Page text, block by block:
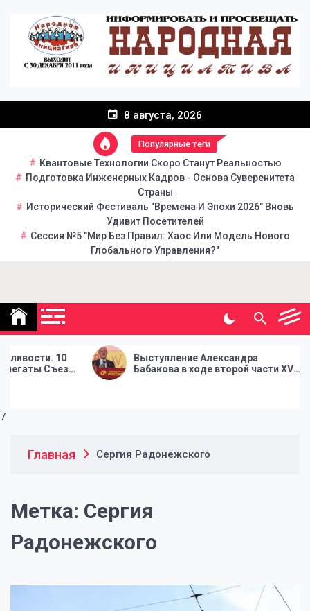
содержанию
8 августа, 2026
Популярные теги
Квантовые Технологии Скоро Станут Реальностью
Подготовка Инженерных Кадров - Основа Суверенитета
Страны
Исторический Фестиваль "Времена И Эпохи 2026" Вновь
Удивит Посетителей
Сессия №5 "Мир Без Правил: Хаос Или Модель Нового
Глобального Управления?"
Портал общественно-
политической газеты
"Народная инициатива"
10
Съезда
Выступление Александра
Бабакова в ходе второй части XV
Съезда Партии СПРАВЕДЛИВАЯ
7
Главная Сергия Радонежского
Метка: Сергия
Радонежского